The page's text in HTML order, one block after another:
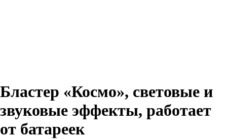
Бластер «Космо», световые и
звуковые эффекты, работает
от батареек